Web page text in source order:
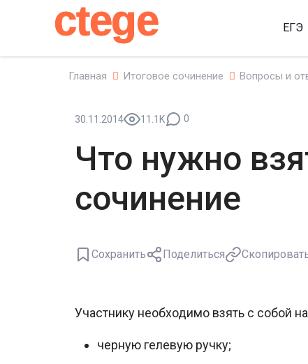
ctege ЕГЭ
Главная Итоговое сочинение Вопросы и
30.11.2014 11.1K 0
Что нужно
сочинение
Сохранить Поделиться
Участнику необходимо взять с собой
черную гелевую ручку;